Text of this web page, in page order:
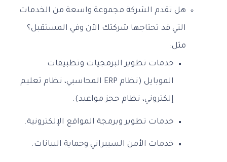
هل تقدم الشركة مجموعة واسعة من الخدمات
التي قد تحتاجها شركتك الآن وفي المستقبل؟
مثل:
خدمات تطوير البرمجيات وتطبيقات
الموبايل (نظام ERP المحاسبي، نظام تعليم
إلكتروني، نظام حجز مواعيد).
خدمات تطوير وبرمجة المواقع الإلكترونية.
خدمات الأمن السيبراني وحماية البيانات.